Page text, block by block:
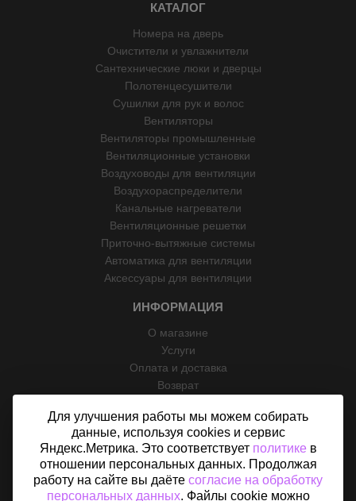
КАТАЛОГ
Номера на дверь
Очистители и увлажнители
Сантехнические люки и дверцы
Полотенцесушители
Сушилки для рук и волос
Вентиляторы
Вентиляторы промышленные
Вентиляционные установки
Воздуховоды для вентиляции
Воздухораспределители
Канальные нагреватели
Вентиляционные решетки
Приточно-вытяжные системы
Автоматика для вентиляции
Аксессуары для вентиляции
ИНФОРМАЦИЯ
О магазине
Услуги
Оплата и доставка
Возврат
Контакты
Политика конфиденциальности
Согласие на обработку персональных данных
Карта сайта
Для улучшения работы мы можем собирать
данные, используя cookies и сервис
Яндекс.Метрика. Это соответствует политикев
отношении персональных данных. Продолжая
работу на сайте вы даёте согласие на обработку
персональных данных. Файлы cookie можно